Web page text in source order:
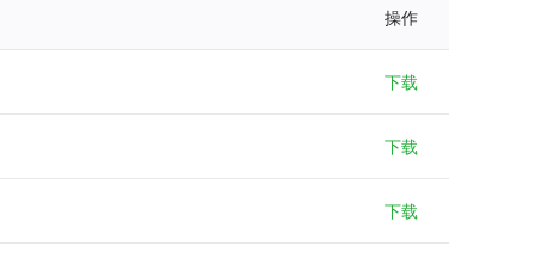
操作
下载
下载
下载